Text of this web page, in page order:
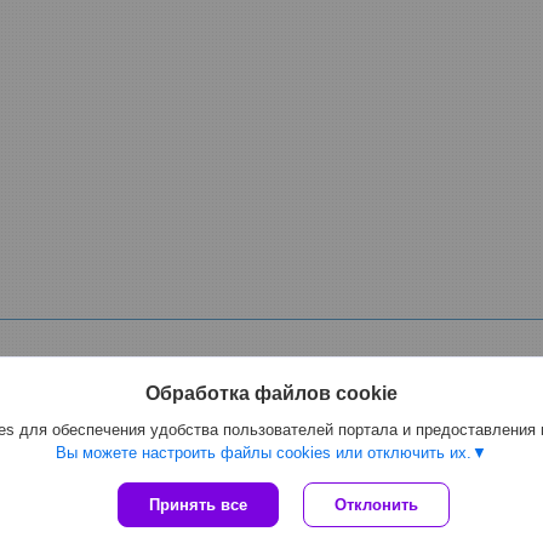
фекальный электрический, для спирта, масла мазута,
Сайт создан на платформе Deal.by
Политика обработки файлов cookies
Обработка файлов cookie
обеспечения удобства пользователей портала и предоставления
Вы можете настроить файлы cookies или отключить их.
Принять все Отклонить